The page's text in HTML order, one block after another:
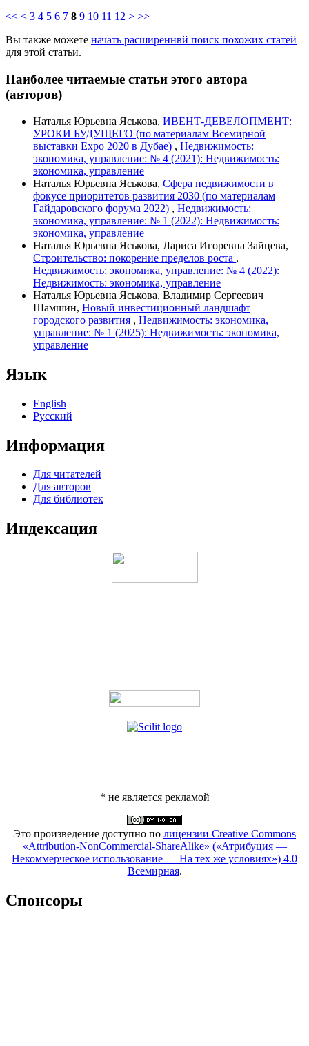
<< < 3 4 5 6 7 8 9 10 11 12 > >>
Вы также можете начать расширеннвй поиск похожих статей
для этой статьи.
Наиболее читаемые статьи этого автора
(авторов)
Наталья Юрьевна Яськова, ИВЕНТ-ДЕВЕЛОПМЕНТ:
УРОКИ БУДУЩЕГО (по материалам Всемирной
выставки Expo 2020 в Дубае) , Недвижимость:
экономика, управление: № 4 (2021): Недвижимость:
экономика, управление
Наталья Юрьевна Яськова, Сфера недвижимости в
фокусе приоритетов развития 2030 (по материалам
Гайдаровского форума 2022) , Недвижимость:
экономика, управление: № 1 (2022): Недвижимость:
экономика, управление
Наталья Юрьевна Яськова, Лариса Игоревна Зайцева,
Строительство: покорение пределов роста ,
Недвижимость: экономика, управление: № 4 (2022):
Недвижимость: экономика, управление
Наталья Юрьевна Яськова, Владимир Сергеевич
Шамшин, Новый инвестиционный ландшафт
городского развития , Недвижимость: экономика,
управление: № 1 (2025): Недвижимость: экономика,
управление
Язык
English
Русский
Информация
Для читателей
Для авторов
Для библиотек
Индексация
* не является рекламой
Это произведение доступно по лицензии Creative Commons
«Attribution-NonCommercial-ShareAlike» («Атрибуция —
Некоммерческое использование — На тех же условиях») 4.0
Всемирная.
Спонсоры